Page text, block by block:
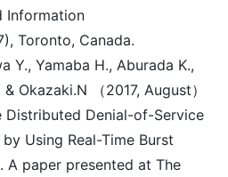
Information
Toronto, Canada.
Y., Yamaba H., Aburada K.,
Okazaki.N （2017, August）
Distributed Denial-of-Service
Using Real-Time Burst
A paper presented at The